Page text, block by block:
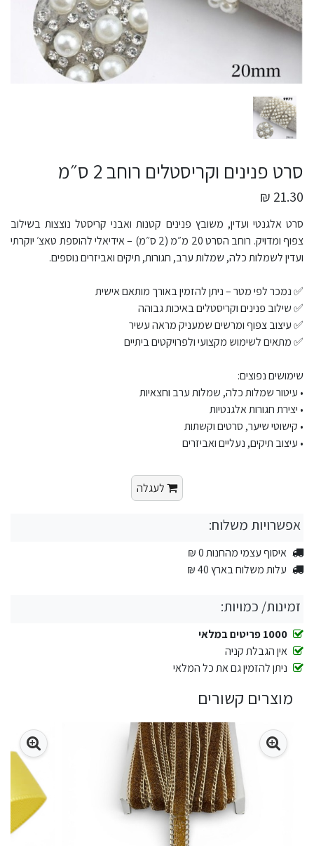
סרט פנינים וקריסטלים רוחב 2 ס״מ
21.30 ₪
סרט אלגנטי ועדין, משובץ פנינים קטנות ואבני קריסטל נוצצות בשילוב
צפוף ומדויק. רוחב הסרט 20 מ״מ (2 ס״מ) – אידיאלי להוספת טאצ׳ יוקרתי
ועדין לשמלות כלה, שמלות ערב, חגורות, תיקים ואביזרים נוספים.
✅ נמכר לפי מטר – ניתן להזמין באורך מותאם אישית
✅ שילוב פנינים וקריסטלים באיכות גבוהה
✅ עיצוב צפוף ומרשים שמעניק מראה עשיר
✅ מתאים לשימוש מקצועי ולפרויקטים ביתיים
שימושים נפוצים:
• עיטור שמלות כלה, שמלות ערב וחצאיות
• יצירת חגורות אלגנטיות
• קישוטי שיער, סרטים וקשתות
• עיצוב תיקים, נעליים ואביזרים
לעגלה
אפשרויות משלוח:
איסוף עצמי מהחנות 0 ₪
עלות משלוח בארץ 40 ₪
זמינות/ כמויות:
1000 פריטים במלאי
אין הגבלת קניה
ניתן להזמין גם את כל המלאי
מוצרים קשורים